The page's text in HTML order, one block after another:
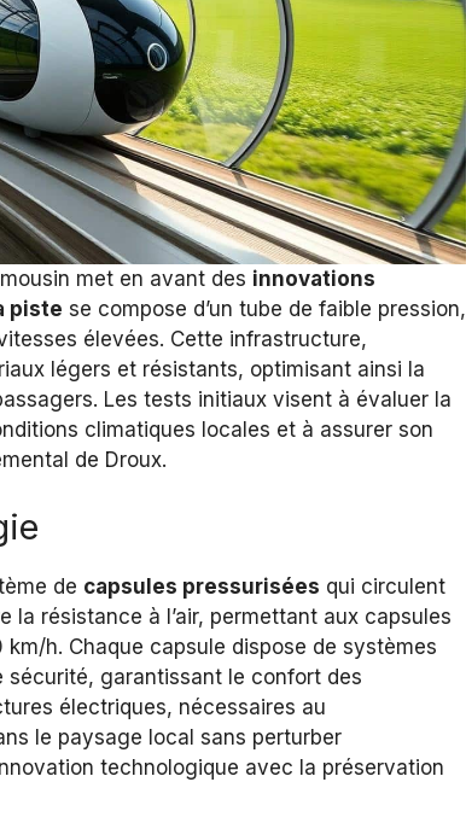
met en avant des innovations
piste se compose d’un tube de faible pression,
élevées. Cette infrastructure,
légers et résistants, optimisant ainsi la
Les tests initiaux visent à évaluer la
climatiques locales et à assurer son
de Droux.
de capsules pressurisées qui circulent
la résistance à l’air, permettant aux capsules
km/h. Chaque capsule dispose de systèmes
sécurité, garantissant le confort des
électriques, nécessaires au
le paysage local sans perturber
technologique avec la préservation